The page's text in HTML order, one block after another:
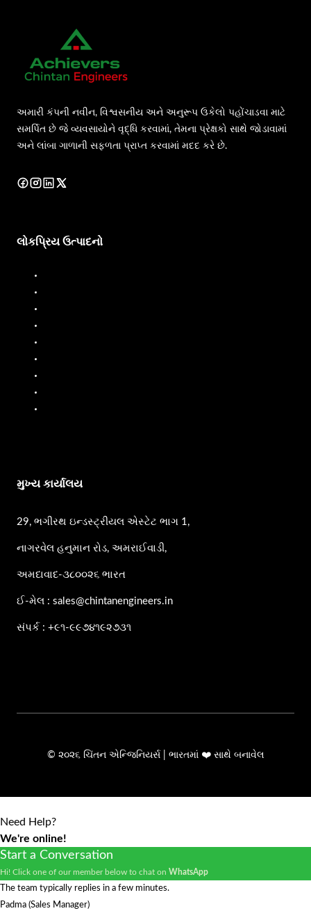
અમારી કંપની નવીન, વિશ્વસનીય અને અનુરૂપ ઉકેલો પહોંચાડવા માટે
સમર્પિત છે જે વ્યવસાયોને વૃદ્ધિ કરવામાં, તેમના પ્રેક્ષકો સાથે જોડાવામાં
અને લાંબા ગાળાની સફળતા પ્રાપ્ત કરવામાં મદદ કરે છે.
લોકપ્રિય ઉત્પાદનો
મુખ્ય કાર્યાલય
29, ભગીરથ ઇન્ડસ્ટ્રીયલ એસ્ટેટ ભાગ 1,
નાગરવેલ હનુમાન રોડ, અમરાઈવાડી,
અમદાવાદ-૩૮૦૦૨૬ ભારત
ઈ-મેલ : sales@chintanengineers.in
સંપર્ક : +૯૧-૯૯૭૪૧૯૨૭૩૧
© ૨૦૨૬ ચિંતન એન્જિનિયર્સ | ભારતમાં ❤️ સાથે બનાવેલ
Need Help?
We're online!
Start a Conversation
Hi! Click one of our member below to chat on WhatsApp
The team typically replies in a few minutes.
Padma (Sales Manager)